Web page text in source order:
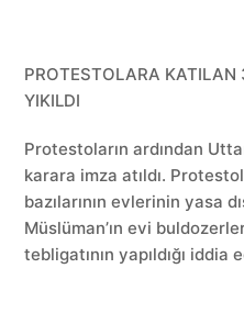
PROTESTOLARA KATILAN
YIKILDI
Protestoların ardından
karara imza atıldı.
bazılarının evlerinin yasa
Müslüman’ın evi
tebligatının yapıldığı iddia